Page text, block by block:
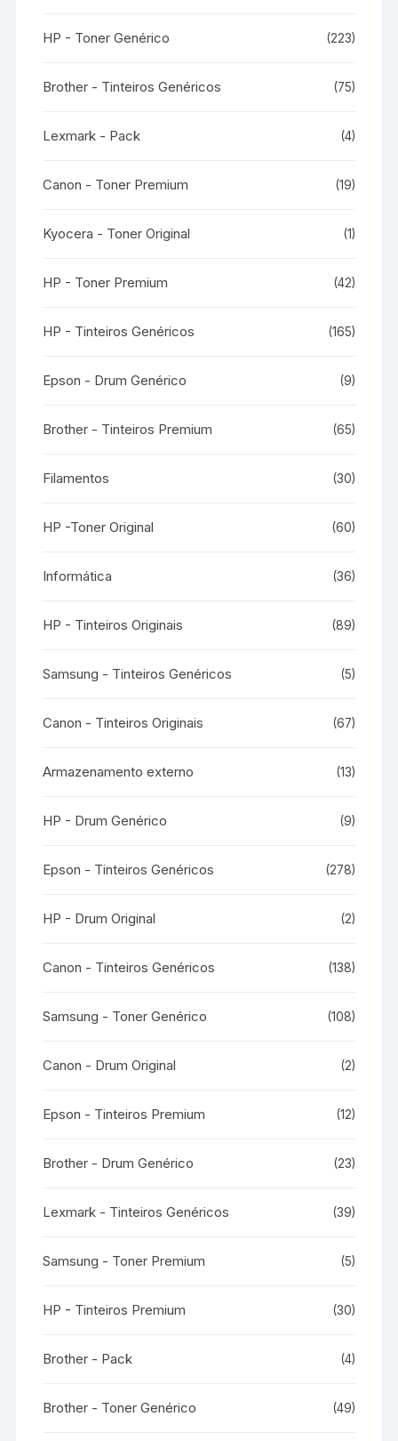
HP - Toner Genérico (223)
Brother - Tinteiros Genéricos (75)
Lexmark - Pack (4)
Canon - Toner Premium (19)
Kyocera - Toner Original (1)
HP - Toner Premium (42)
HP - Tinteiros Genéricos (165)
Epson - Drum Genérico (9)
Brother - Tinteiros Premium (65)
Filamentos (30)
HP -Toner Original (60)
Informática (36)
HP - Tinteiros Originais (89)
Samsung - Tinteiros Genéricos (5)
Canon - Tinteiros Originais (67)
Armazenamento externo (13)
HP - Drum Genérico (9)
Epson - Tinteiros Genéricos (278)
HP - Drum Original (2)
Canon - Tinteiros Genéricos (138)
Samsung - Toner Genérico (108)
Canon - Drum Original (2)
Epson - Tinteiros Premium (12)
Brother - Drum Genérico (23)
Lexmark - Tinteiros Genéricos (39)
Samsung - Toner Premium (5)
HP - Tinteiros Premium (30)
Brother - Pack (4)
Brother - Toner Genérico (49)